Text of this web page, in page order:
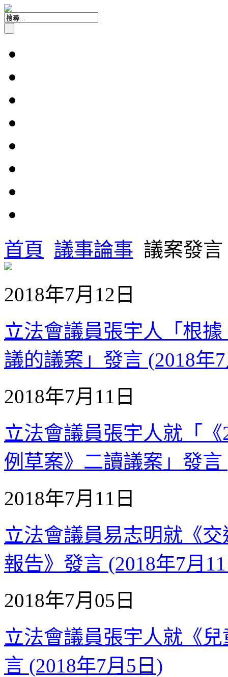
首頁 議事論事 議案發言
2018年7月12日
立法會議員張宇人「根
議的議案」發言 (2018年
2018年7月11日
立法會議員張宇人就「
例草案》二讀議案」發言
2018年7月11日
立法會議員易志明就《
報告》發言 (2018年7月
2018年7月05日
立法會議員張宇人就《
言 (2018年7月5日)